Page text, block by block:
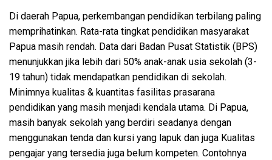
Di daerah Papua, perkembangan pendidikan terbilang paling
memprihatinkan. Rata-rata tingkat pendidikan masyarakat
Papua masih rendah. Data dari Badan Pusat Statistik (BPS)
menunjukkan jika lebih dari 50% anak-anak usia sekolah (3-
19 tahun) tidak mendapatkan pendidikan di sekolah.
Minimnya kualitas & kuantitas fasilitas prasarana
pendidikan yang masih menjadi kendala utama. Di Papua,
masih banyak sekolah yang berdiri seadanya dengan
menggunakan tenda dan kursi yang lapuk dan juga Kualitas
pengajar yang tersedia juga belum kompeten. Contohnya